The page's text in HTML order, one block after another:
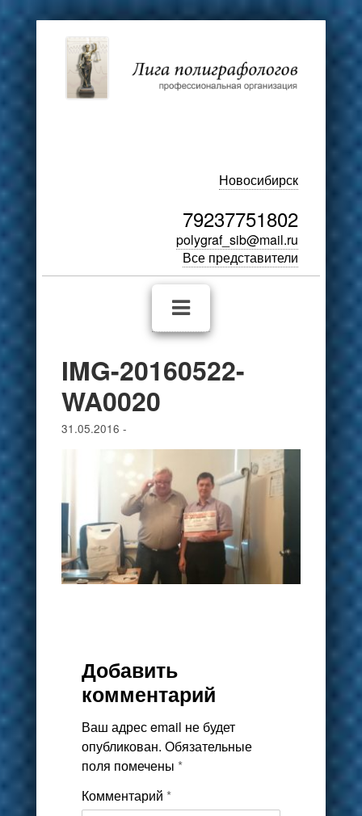
Новосибирск
79237751802
polygraf_sib@mail.ru
Все представители
IMG-20160522-
WA0020
31.05.2016 -
Добавить
комментарий
Ваш адрес email не будет
опубликован. Обязательные
поля помечены *
Комментарий *